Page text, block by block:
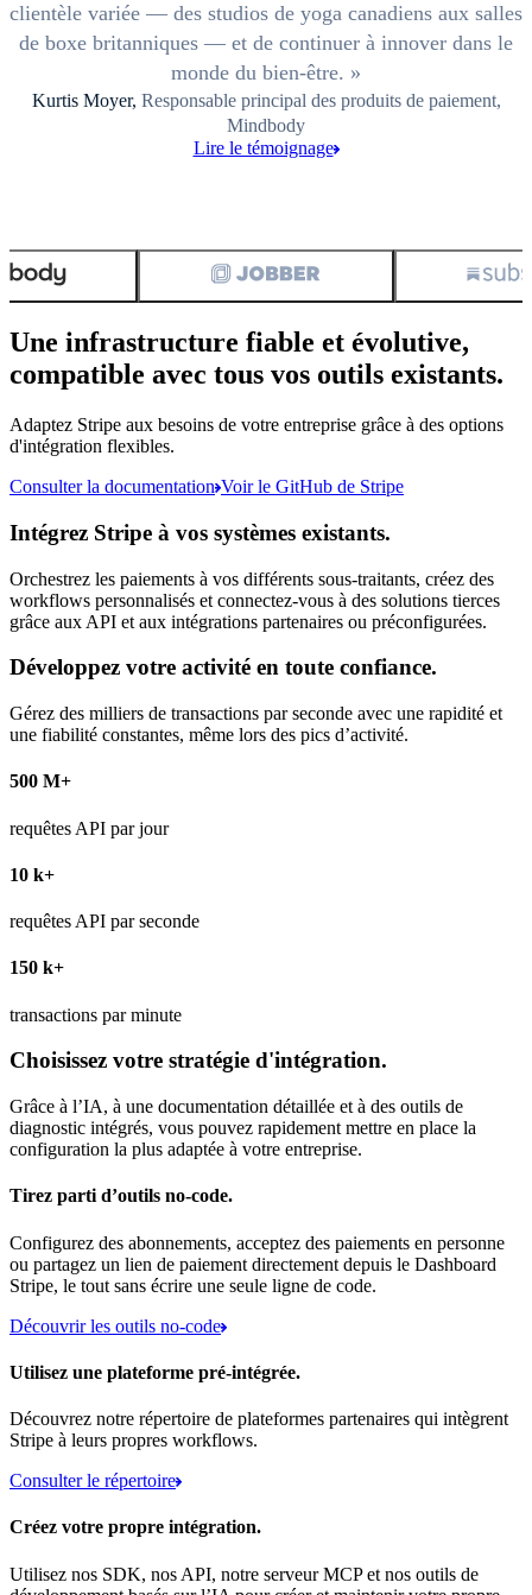
clientèle variée — des studios de yoga canadiens aux salles
de boxe britanniques — et de continuer à innover dans le
monde du bien-être.
Kurtis Moyer, Responsable principal des produits de paiement,
Mindbody
Lire le témoignage
Une infrastructure fiable et évolutive,
compatible avec tous vos outils existants.
Adaptez Stripe aux besoins de votre entreprise grâce à des options
d'intégration flexibles.
Consulter la documentation Voir le GitHub de Stripe
Intégrez Stripe à vos systèmes existants.
Orchestrez les paiements à vos différents sous-traitants, créez des
workflows personnalisés et connectez-vous à des solutions tierces
grâce aux API et aux intégrations partenaires ou préconfigurées.
Développez votre activité en toute confiance.
Gérez des milliers de transactions par seconde avec une rapidité et
une fiabilité constantes, même lors des pics d’activité.
500 M+
requêtes API par jour
10 k+
requêtes API par seconde
150 k+
transactions par minute
Choisissez votre stratégie d'intégration.
Grâce à l’IA, à une documentation détaillée et à des outils de
diagnostic intégrés, vous pouvez rapidement mettre en place la
configuration la plus adaptée à votre entreprise.
Tirez parti d’outils no-code.
Configurez des abonnements, acceptez des paiements en personne
ou partagez un lien de paiement directement depuis le Dashboard
Stripe, le tout sans écrire une seule ligne de code.
Découvrir les outils no-code
Utilisez une plateforme pré-intégrée.
Découvrez notre répertoire de plateformes partenaires qui intègrent
Stripe à leurs propres workflows.
Consulter le répertoire
Créez votre propre intégration.
Utilisez nos SDK, nos API, notre serveur MCP et nos outils de